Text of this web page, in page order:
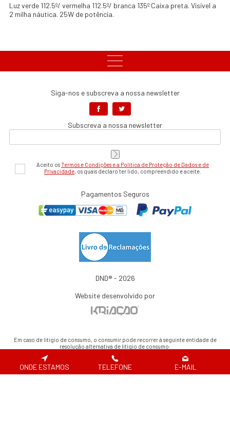
Luz verde 112.5º/ vermelha 112.5º/ branca 135º Caixa preta. Visível a
2 milha náutica. 25W de potência.
Siga-nos e subscreva a nossa newsletter
Subscreva a nossa newsletter
Aceito osTermos e Condições e a Política de Proteção de Dados e de
Privacidade, os quais declaro ter lido, compreendido e aceite.
Pagamentos Seguros
DND® - 2026
Website desenvolvido por
Em caso de litígio de consumo, o consumir pode recorrer à seguinte entidade de
resolução alternativa de litígio de consumo:
www.centroarbitragemlisboa.pt
Para atualizações e mais informações, consulte o Portal do Consumir em
www.consumidor.pt
ONDE ESTAMOS TELEFONE E-MAIL